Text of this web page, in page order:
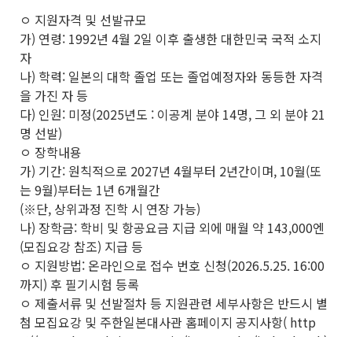
ㅇ 지원자격 및 선발규모
가) 연령: 1992년 4월 2일 이후 출생한 대한민국 국적 소지
자
나) 학력: 일본의 대학 졸업 또는 졸업예정자와 동등한 자격
을 가진 자 등
다) 인원: 미정(2025년도 : 이공계 분야 14명, 그 외 분야 21
명 선발)
ㅇ 장학내용
가) 기간: 원칙적으로 2027년 4월부터 2년간이며, 10월(또
는 9월)부터는 1년 6개월간
(※단, 상위과정 진학 시 연장 가능)
나) 장학금: 학비 및 항공요금 지급 외에 매월 약 143,000엔
(모집요강 참조) 지급 등
ㅇ 지원방법: 온라인으로 접수 번호 신청(2026.5.25. 16:00
까지) 후 필기시험 등록
ㅇ 제출서류 및 선발절차 등 지원관련 세부사항은 반드시 별
첨 모집요강 및 주한일본대사관 홈페이지 공지사항( http